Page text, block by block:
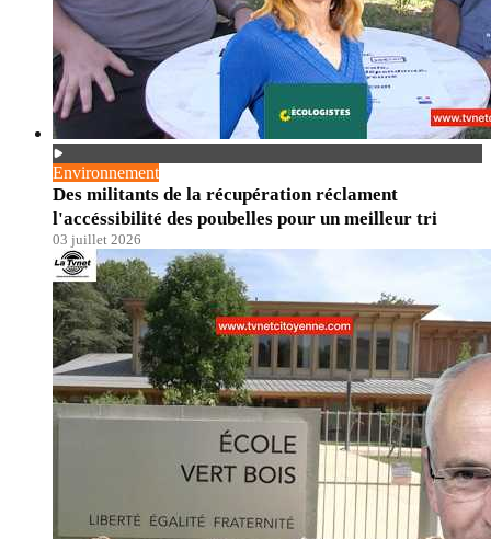
Environnement
Des militants de la récupération réclament
l'accéssibilité des poubelles pour un meilleur tri
03 juillet 2026